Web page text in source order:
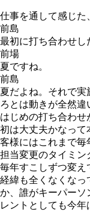
仕事を通して感じた
前島
最初に打ち合わせし
前場
夏ですね。
前島
夏だよね。それで
ろとは動きが全然違
はじめの打ち合わ
初は大丈夫かなって
客様にはこれまで毎
担当変更のタイミン
毎年すこしずつ変え
経緯も全くなくなっ
か、誰がキーパーソ
レントとしても今